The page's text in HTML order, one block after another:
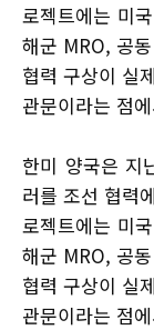
로젝트에는 미
해군 MRO, 공
협력 구상이 실
관문이라는 점
한미 양국은 지
러를 조선 협력
로젝트에는 미
해군 MRO, 공
협력 구상이 실
관문이라는 점